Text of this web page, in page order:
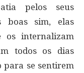
pelos seus
boas sim, elas
os internalizam
todos os dias
para se sentirem